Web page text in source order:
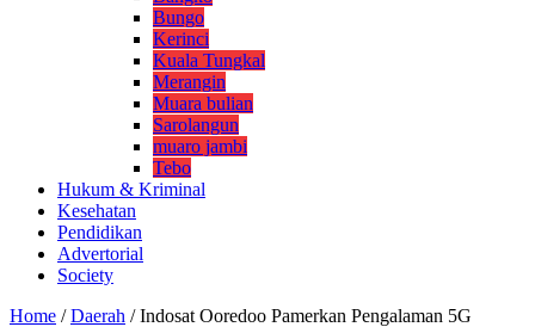
Bungo
Kerinci
Kuala Tungkal
Merangin
Muara bulian
Sarolangun
muaro jambi
Tebo
Hukum & Kriminal
Kesehatan
Pendidikan
Advertorial
Society
Home / Daerah / Indosat Ooredoo Pamerkan Pengalaman 5G